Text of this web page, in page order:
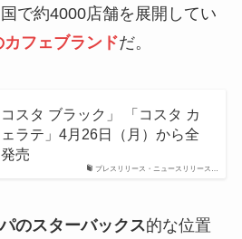
で約4000店舗を展開してい
フェブランドだ。
プレスリリース・ニュースリリース…
コスタ ブラック」 「コスタ カ
ラテ」4月26日（月）から全
売
のスターバックス的な位置